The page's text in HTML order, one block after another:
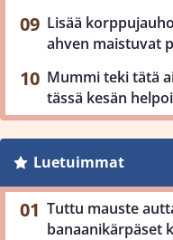
Lisää
ahven maistuvat
Mummi teki tätä
tässä kesän
Luetuimmat
Tuttu mauste
banaanikärpäset